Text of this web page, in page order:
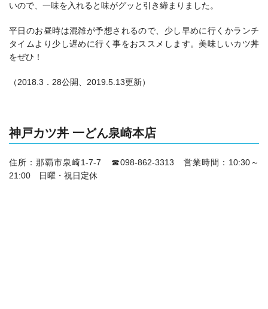
いので、一味を入れると味がグッと引き締まりました。
平日のお昼時は混雑が予想されるので、少し早めに行くかランチ
タイムより少し遅めに行く事をおススメします。美味しいカツ丼
をぜひ！
（2018.3．28公開、2019.5.13更新）
神戸カツ丼 一どん泉崎本店
住所：那覇市泉崎1-7-7 ☎098-862-3313 営業時間：10:30～
21:00 日曜・祝日定休